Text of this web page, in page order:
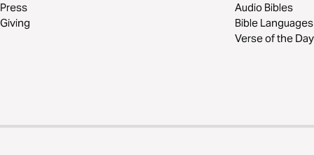
Press
Giving
Audio Bibles
Bible Languages
Verse of the Day